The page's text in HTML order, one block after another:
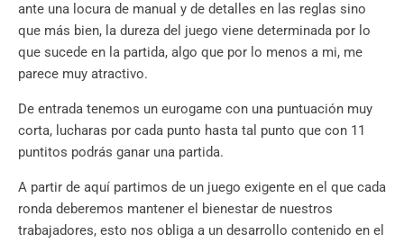
ante una locura de manual y de detalles en las reglas sino
que más bien, la dureza del juego viene determinada por lo
que sucede en la partida, algo que por lo menos a mi, me
parece muy atractivo.
De entrada tenemos un eurogame con una puntuación muy
corta, lucharas por cada punto hasta tal punto que con 11
puntitos podrás ganar una partida.
A partir de aquí partimos de un juego exigente en el que cada
ronda deberemos mantener el bienestar de nuestros
trabajadores, esto nos obliga a un desarrollo contenido en el